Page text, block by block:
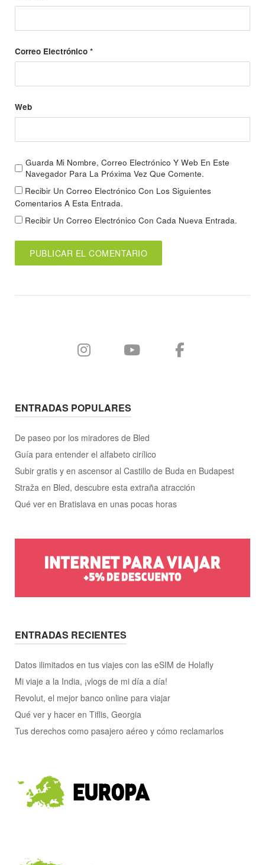
Correo Electrónico *
Web
Guarda Mi Nombre, Correo Electrónico Y Web En Este
Navegador Para La Próxima Vez Que Comente.
Recibir Un Correo Electrónico Con Los Siguientes
Comentarios A Esta Entrada.
Recibir Un Correo Electrónico Con Cada Nueva Entrada.
ENTRADAS POPULARES
De paseo por los miradores de Bled
Guía para entender el alfabeto cirílico
Subir gratis y en ascensor al Castillo de Buda en Budapest
Straža en Bled, descubre esta extraña atracción
Qué ver en Bratislava en unas pocas horas
ENTRADAS RECIENTES
Datos ilimitados en tus viajes con las eSIM de Holafly
Mi viaje a la India, ¡vlogs de mi día a día!
Revolut, el mejor banco online para viajar
Qué ver y hacer en Tiflis, Georgia
Tus derechos como pasajero aéreo y cómo reclamarlos